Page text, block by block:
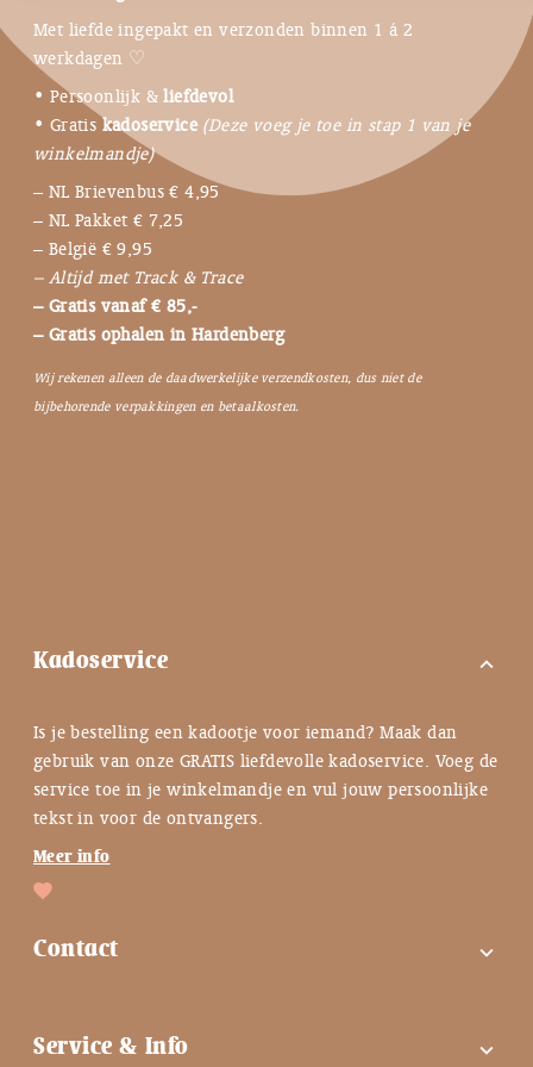
Met liefde ingepakt en verzonden binnen 1 á 2
werkdagen ♡
• Persoonlijk &liefdevol
• Gratis kadoservice (Deze voeg je toe in stap 1 van je
winkelmandje)
– NL Brievenbus € 4,95
– NL Pakket € 7,25
– België € 9,95
– Altijd met Track & Trace
– Gratis vanaf € 85,-
– Gratis ophalen in Hardenberg
Wij rekenen alleen de daadwerkelijke verzendkosten, dus niet de
bijbehorende verpakkingen en betaalkosten.
Kadoservice expand_more
Is je bestelling een kadootje voor iemand? Maak dan
gebruik van onze GRATIS liefdevolle kadoservice. Voeg de
service toe in je winkelmandje en vul jouw persoonlijke
tekst in voor de ontvangers.
Meer info
Contact expand_more
Contactgegevens
Service & Info expand_more